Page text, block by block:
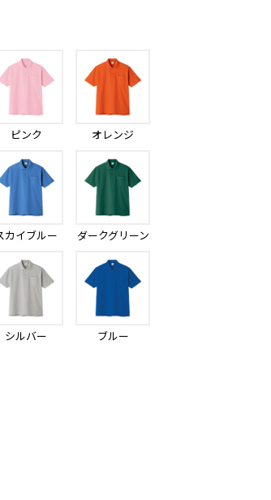
ピンク オレンジ
カイブルー ダークグリーン
シルバー ブルー